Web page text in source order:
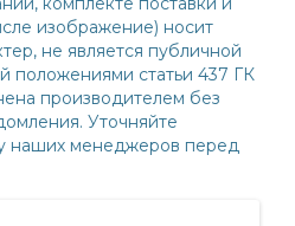
изображение) носит
не является публичной
положениями статьи 437 ГК
производителем без
Уточняйте
наших менеджеров перед